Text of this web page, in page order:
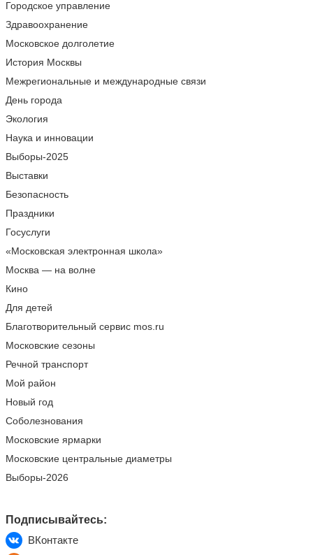
Городское управление
Здравоохранение
Московское долголетие
История Москвы
Межрегиональные и международные связи
День города
Экология
Наука и инновации
Выборы-2025
Выставки
Безопасность
Праздники
Госуслуги
«Московская электронная школа»
Москва — на волне
Кино
Для детей
Благотворительный сервис mos.ru
Московские сезоны
Речной транспорт
Мой район
Новый год
Соболезнования
Московские ярмарки
Московские центральные диаметры
Выборы-2026
Подписывайтесь:
ВКонтакте